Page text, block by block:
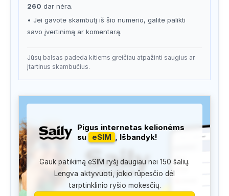
260 dar nėra.
• Jei gavote skambutį iš šio numerio, galite palikti
savo įvertinimą ar komentarą.
Jūsų balsas padeda kitiems greičiau atpažinti saugius ar
įtartinus skambučius.
Pigus internetas kelionėms
su
eSIM , Išbandyk!
Gauk patikimą eSIM ryšį daugiau nei 150 šalių.
Lengva aktyvuoti, jokio rūpesčio dėl
tarptinklinio ryšio mokesčių.